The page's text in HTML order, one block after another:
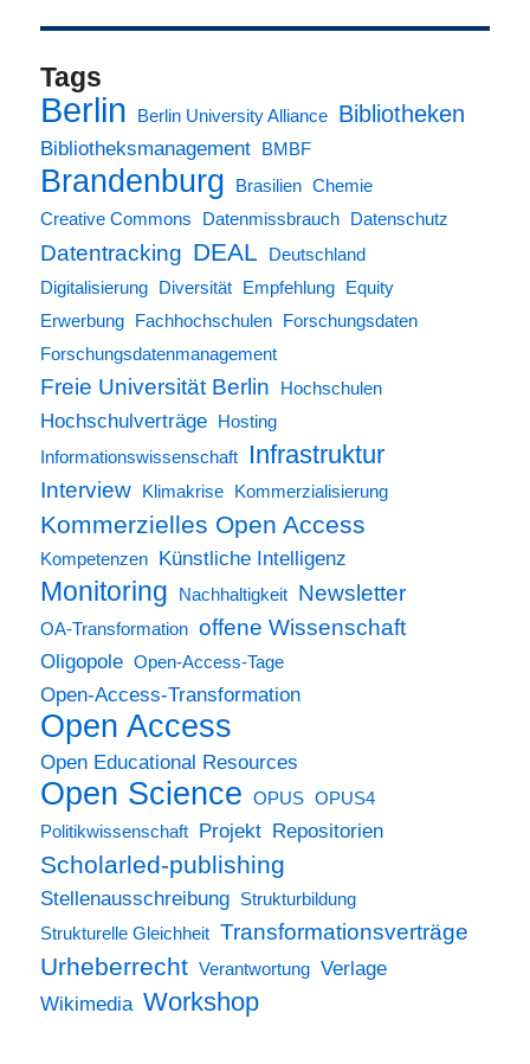
Tags
Berlin Berlin University Alliance Bibliotheken
Bibliotheksmanagement BMBF
Brandenburg Brasilien Chemie
Creative Commons
Datenmissbrauch Datenschutz
Datentracking DEAL
Deutschland
Digitalisierung
Diversität Empfehlung
Equity
Erwerbung
Fachhochschulen
Forschungsdaten
Forschungsdatenmanagement
Freie Universität Berlin Hochschulen
Hochschulverträge
Hosting
Informationswissenschaft
Infrastruktur
Interview Klimakrise Kommerzialisierung
Kommerzielles Open Access
Kompetenzen Künstliche Intelligenz
Monitoring Nachhaltigkeit Newsletter
OA-Transformation offene Wissenschaft
Oligopole Open-Access-Tage
Open-Access-Transformation
Open Access
Open Educational Resources
Open Science OPUS OPUS4
Politikwissenschaft
Projekt Repositorien
Scholarled-publishing
Stellenausschreibung
Strukturbildung
Strukturelle Gleichheit Transformationsverträge
Urheberrecht Verantwortung Verlage
Wikimedia Workshop